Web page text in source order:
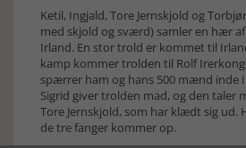
Ketil, Ingjald, Tore Jernskjold og
med skjold og sværd) samler en hær
Irland. En stor trold er kommet til
kamp kommer trolden til Rolf
spærrer ham og hans 500 mænd inde
Sigrid giver trolden mad, og den taler
Tore Jernskjold, som har klædt sig ud.
de tre fanger kommer op.